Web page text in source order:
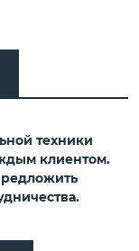
техники
клиентом.